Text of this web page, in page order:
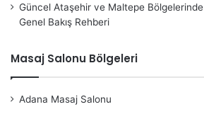
Güncel Ataşehir ve Maltepe
Genel Bakış Rehberi
Masaj Salonu Bölgeleri
Adana Masaj Salonu